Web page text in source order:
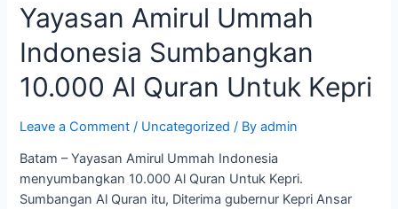
Yayasan Amirul Ummah
Indonesia Sumbangkan
10.000 Al Quran Untuk Kepri
Leave a Comment / Uncategorized / Byadmin
Batam – Yayasan Amirul Ummah Indonesia
menyumbangkan 10.000 Al Quran Untuk Kepri.
Sumbangan Al Quran itu, Diterima gubernur Kepri Ansar
Ummah
Indonesia
Sumbangkan
Untuk
Kepri